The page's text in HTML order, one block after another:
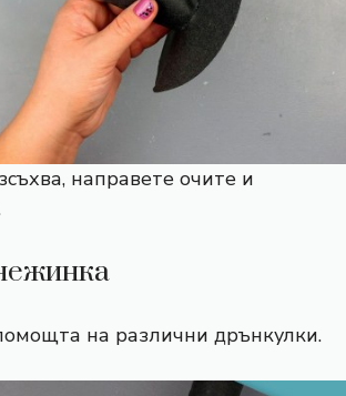
направете очите и
на различни дрънкулки.